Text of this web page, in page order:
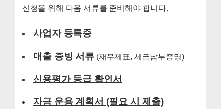
신청을 위해 다음 서류를 준비해야 합니다.
사업자 등록증
매출 증빙 서류 (재무제표, 세금납부증명)
신용평가 등급 확인서
자금 운용 계획서 (필요 시 제출)